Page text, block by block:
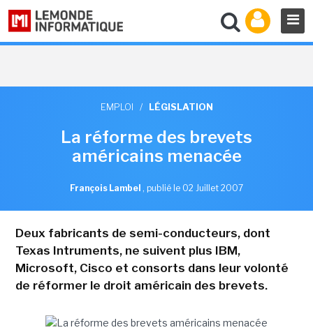
EMPLOI / LÉGISLATION
La réforme des brevets
américains menacée
François Lambel , publié le 02 Juillet 2007
Deux fabricants de semi-conducteurs, dont
Texas Intruments, ne suivent plus IBM,
Microsoft, Cisco et consorts dans leur volonté
de réformer le droit américain des brevets.